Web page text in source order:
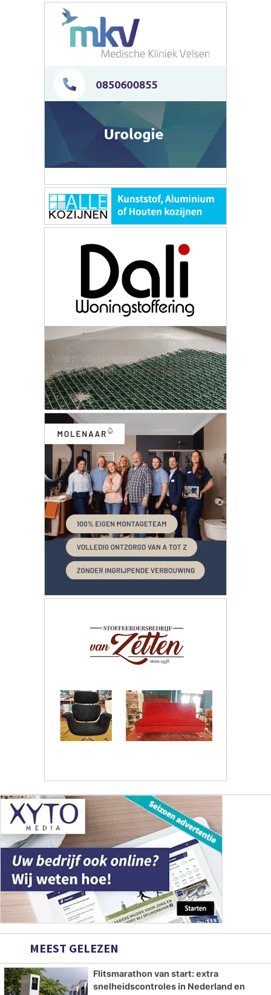
MEEST GELEZEN
Flitsmarathon van start: extra
snelheidscontroles in Nederland en